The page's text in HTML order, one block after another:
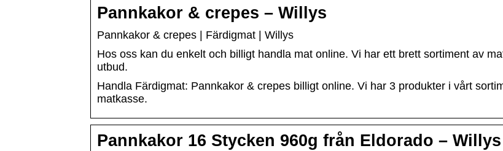
Pannkakor & crepes – Willys
Pannkakor & crepes | Färdigmat | Willys
Hos oss kan du enkelt och billigt handla mat online. Vi har ett brett sortiment av
utbud.
Handla Färdigmat: Pannkakor & crepes billigt online. Vi har 3 produkter i vårt
matkasse.
Pannkakor 16 Stycken 960g från Eldorado – Willys